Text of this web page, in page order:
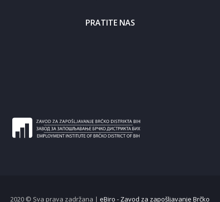
PRATITE NAS
2020 © Sva prava zadržana | eBiro - Zavod za zapošljavanje Brčko